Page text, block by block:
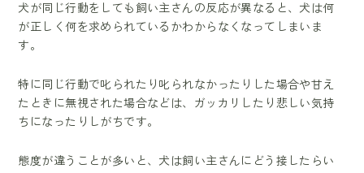
犬が同じ行動をしても飼い主さんの反応が異なると、犬は何
が正しく何を求められているかわからなくなってしまいま
す。
特に同じ行動で叱られたり叱られなかったりした場合や甘え
たときに無視された場合などは、ガッカリしたり悲しい気持
ちになったりしがちです。
態度が違うことが多いと、犬は飼い主さんにどう接したらい